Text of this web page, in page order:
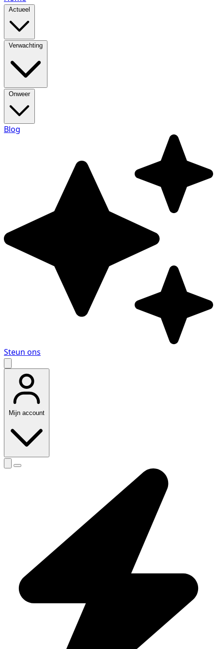
Actueel
Verwachting
Onweer
Blog
Steun ons
Mijn account